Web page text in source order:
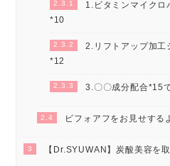
2.3.1
1.ビタミンマイクロ
*10
2.3.2
2.リフトアップ加工
*12
2.3.3 3.〇〇成分配合*15
2.4 ビフォアフをお見せする
3 【Dr.SYUWAN】炭酸美容を